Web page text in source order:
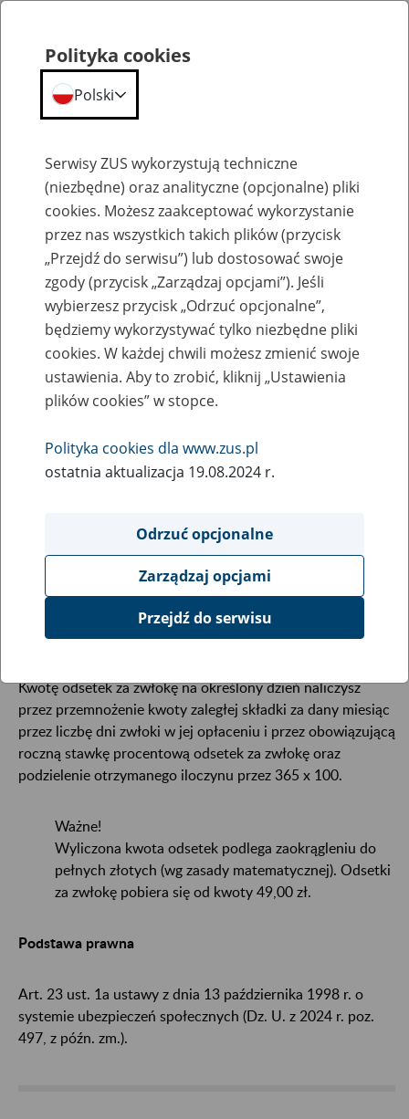
Rozliczenia z ZUS
Zaległości w opłacaniu składek
stycznia
2026
Jeśli nie opłacisz składek w terminie, na Twoim koncie
Odsetki za zwłokę finansujesz w całości z własnych
W jaki sposób naliczyć odsetki
Kwotę odsetek za zwłokę na określony dzień naliczysz
przez przemnożenie kwoty zaległej składki za dany miesiąc
przez liczbę dni zwłoki w jej opłaceniu i przez obowiązującą
roczną stawkę procentową odsetek za zwłokę oraz
podzielenie otrzymanego iloczynu przez 365 x 100.
Ważne!
Wyliczona kwota odsetek podlega zaokrągleniu do
pełnych złotych (wg zasady matematycznej). Odsetki
za zwłokę pobiera się od kwoty 49,00 zł.
Podstawa prawna
Art. 23 ust. 1a ustawy z dnia 13 października 1998 r. o
systemie ubezpieczeń społecznych (Dz. U. z 2024 r. poz.
497, z późn. zm.).
Polityka cookies
Polski
Serwisy ZUS wykorzystują techniczne
(niezbędne) oraz analityczne (opcjonalne) pliki
cookies. Możesz zaakceptować wykorzystanie
przez nas wszystkich takich plików (przycisk
„Przejdź do serwisu”) lub dostosować swoje
zgody (przycisk „Zarządzaj opcjami”). Jeśli
wybierzesz przycisk „Odrzuć opcjonalne”,
będziemy wykorzystywać tylko niezbędne pliki
cookies. W każdej chwili możesz zmienić swoje
ustawienia. Aby to zrobić, kliknij „Ustawienia
plików cookies” w stopce.
Polityka cookies dla www.zus.pl
ostatnia aktualizacja 19.08.2024 r.
Odrzuć opcjonalne
Zarządzaj opcjami
Przejdź do serwisu